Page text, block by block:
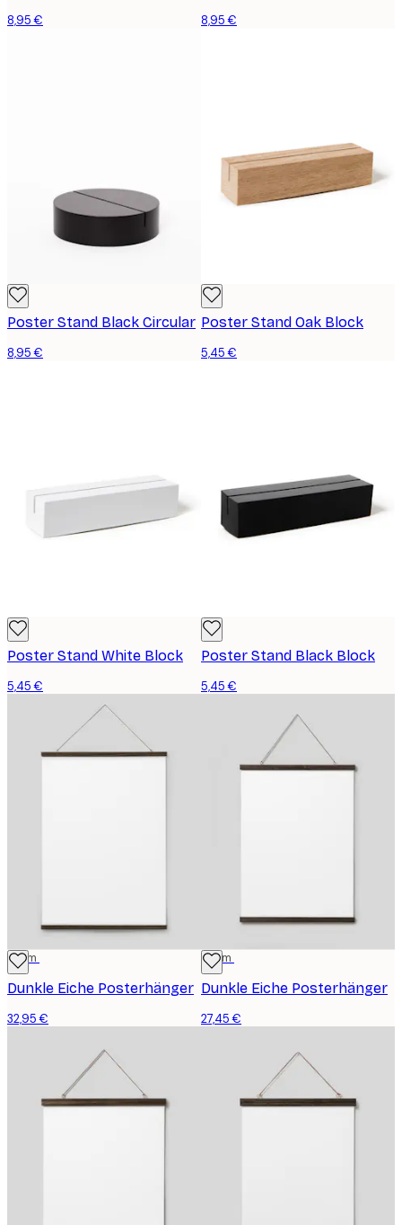
8,95 € 8,95 €
Poster Stand Black Circular
8,95 €
Poster Stand Oak Block
5,45 €
Poster Stand White Block
5,45 €
Poster Stand Black Block
5,45 €
71 cm
Dunkle Eiche Posterhänger
32,95 €
51 cm
Dunkle Eiche Posterhänger
27,45 €